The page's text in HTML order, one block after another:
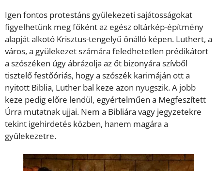
Igen fontos protestáns gyülekezeti sajátosságokat
figyelhetünk meg főként az egész oltárkép-építmény
alapját alkotó Krisztus-tengelyű önálló képen. Luthert, a
város, a gyülekezet számára feledhetetlen prédikátort
a szószéken úgy ábrázolja az őt bizonyára szívből
tisztelő festőóriás, hogy a szószék karimáján ott a
nyitott Biblia, Luther bal keze azon nyugszik. A jobb
keze pedig előre lendül, egyértelműen a Megfeszített
Úrra mutatnak ujjai. Nem a Bibliára vagy jegyzetekre
tekint igehirdetés közben, hanem magára a
gyülekezetre.